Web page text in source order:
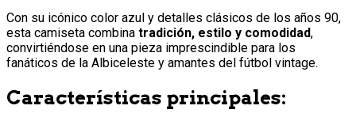
Con su icónico color azul y detalles clásicos de los años 90,
esta camiseta combina tradición, estilo y comodidad,
convirtiéndose en una pieza imprescindible para los
fanáticos de la Albiceleste y amantes del fútbol vintage.
Características principales: